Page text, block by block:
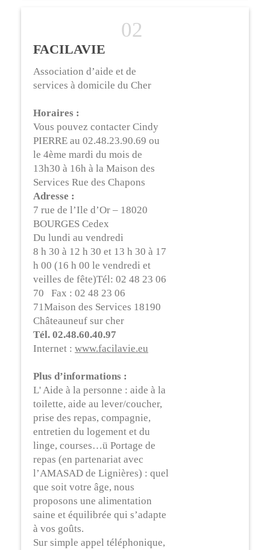
FACILAVIE
Association d’aide et de
services à domicile du Cher
Horaires :
Vous pouvez contacter Cindy
PIERRE au 02.48.23.90.69 ou
le 4ème mardi du mois de
13h30 à 16h à la Maison des
Services Rue des Chapons
Adresse :
7 rue de l’Ile d’Or – 18020
BOURGES Cedex
Du lundi au vendredi
8 h 30 à 12 h 30 et 13 h 30 à 17
h 00 (16 h 00 le vendredi et
veilles de fête)Tél: 02 48 23 06
70 Fax : 02 48 23 06
71Maison des Services 18190
Châteauneuf sur cher
Tél. 02.48.60.40.97
Internet : www.facilavie.eu
Plus d’informations :
L' Aide à la personne : aide à la
toilette, aide au lever/coucher,
prise des repas, compagnie,
entretien du logement et du
linge, courses…ü Portage de
repas (en partenariat avec
l’AMASAD de Lignières) : quel
que soit votre âge, nous
proposons une alimentation
saine et équilibrée qui s’adapte
à vos goûts.
Sur simple appel téléphonique,